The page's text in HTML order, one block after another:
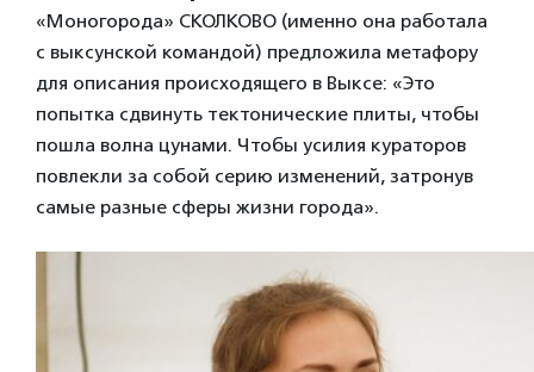
«Моногорода» СКОЛКОВО (именно она работала
с выксунской командой) предложила метафору
для описания происходящего в Выксе: «Это
попытка сдвинуть тектонические плиты, чтобы
пошла волна цунами. Чтобы усилия кураторов
повлекли за собой серию изменений, затронув
самые разные сферы жизни города».